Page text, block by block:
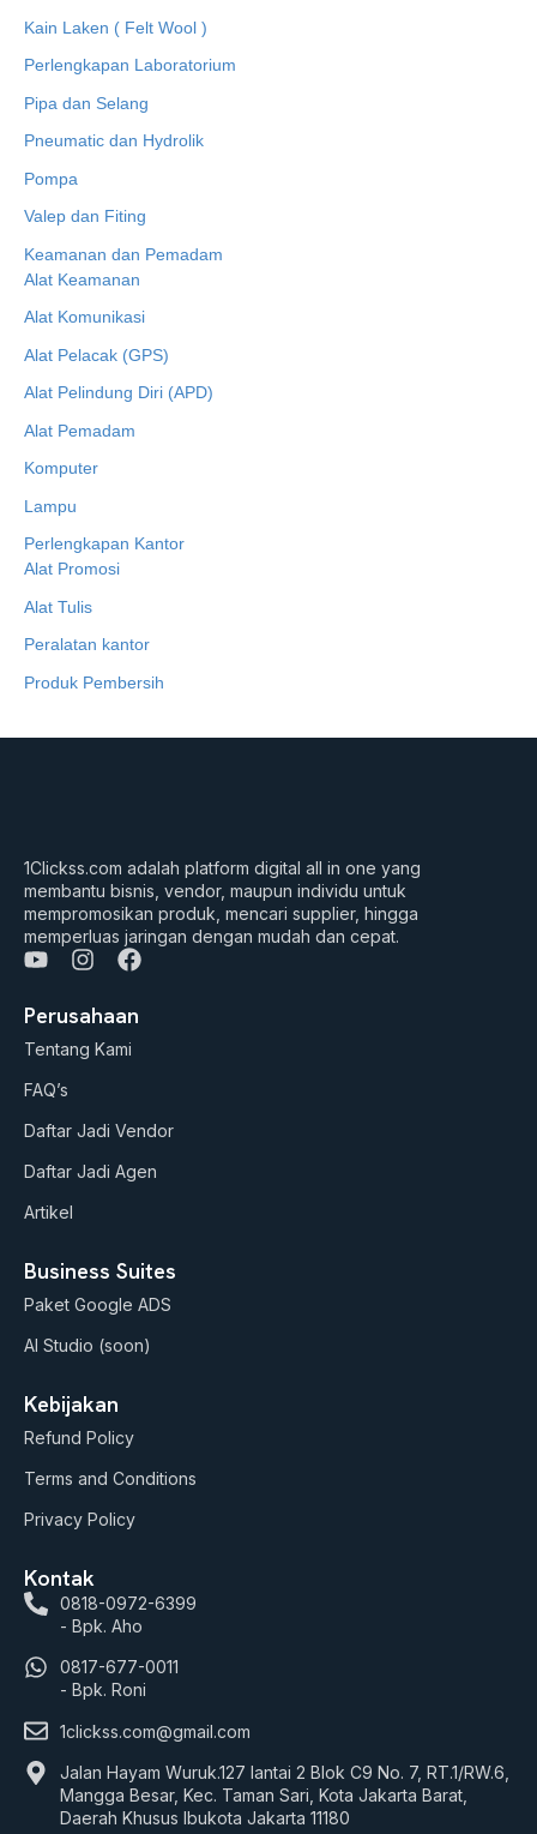
Kain Laken ( Felt Wool )
Perlengkapan Laboratorium
Pipa dan Selang
Pneumatic dan Hydrolik
Pompa
Valep dan Fiting
Keamanan dan Pemadam
Alat Keamanan
Alat Komunikasi
Alat Pelacak (GPS)
Alat Pelindung Diri (APD)
Alat Pemadam
Komputer
Lampu
Perlengkapan Kantor
Alat Promosi
Alat Tulis
Peralatan kantor
Produk Pembersih
1Clickss.com adalah platform digital all in one yang
membantu bisnis, vendor, maupun individu untuk
mempromosikan produk, mencari supplier, hingga
memperluas jaringan dengan mudah dan cepat.
Y
u
t
u
b
e
I
s
t
a
a
F
c
e
b
k
Perusahaan
Tentang Kami
FAQ’s
Daftar Jadi Vendor
Daftar Jadi Agen
Artikel
Business Suites
Paket Google ADS
AI Studio (soon)
Kebijakan
Refund Policy
Terms and Conditions
Privacy Policy
Kontak
0818-0972-6399
- Bpk. Aho
0817-677-0011
- Bpk. Roni
1clickss.com@gmail.com
Jalan Hayam Wuruk.127 lantai 2 Blok C9 No. 7, RT.1/RW.6,
Mangga Besar, Kec. Taman Sari, Kota Jakarta Barat,
Daerah Khusus Ibukota Jakarta 11180